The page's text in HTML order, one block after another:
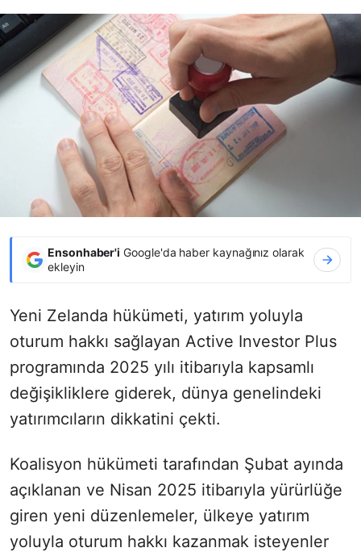
Ensonhaber'i Google'da haber kaynağınız olarak
ekleyin
Yeni Zelanda hükümeti, yatırım yoluyla
oturum hakkı sağlayan Active Investor Plus
programında 2025 yılı itibarıyla kapsamlı
değişikliklere giderek, dünya genelindeki
yatırımcıların dikkatini çekti.
Koalisyon hükümeti tarafından Şubat ayında
açıklanan ve Nisan 2025 itibarıyla yürürlüğe
giren yeni düzenlemeler, ülkeye yatırım
yoluyla oturum hakkı kazanmak isteyenler